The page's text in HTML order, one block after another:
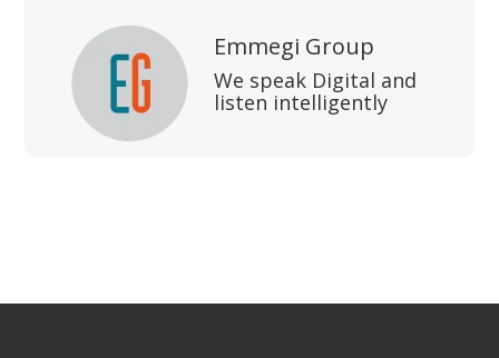
Emmegi Group
We speak Digital and
listen intelligently